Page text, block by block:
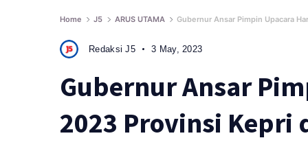
Home J5 ARUS UTAMA Gubernur Ansar Pimpin Upacara
Redaksi J5 3 May, 2023
Gubernur Ansar
2023 Provinsi Kepri